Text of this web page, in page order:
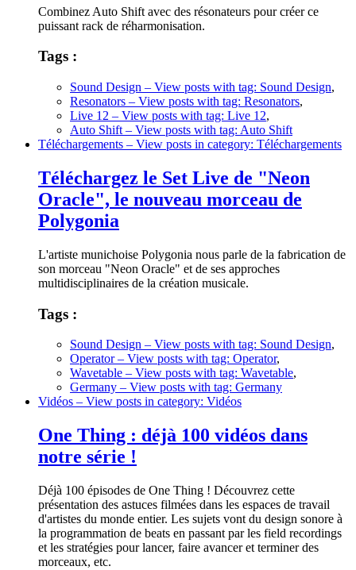
Combinez Auto Shift avec des résonateurs pour créer ce
puissant rack de réharmonisation.
Tags :
Sound Design – View posts with tag: Sound Design,
Resonators – View posts with tag: Resonators,
Live 12 – View posts with tag: Live 12,
Auto Shift – View posts with tag: Auto Shift
Téléchargements – View posts in category: Téléchargements
Téléchargez le Set Live de "Neon
Oracle", le nouveau morceau de
Polygonia
L'artiste munichoise Polygonia nous parle de la fabrication de
son morceau "Neon Oracle" et de ses approches
multidisciplinaires de la création musicale.
Tags :
Sound Design – View posts with tag: Sound Design,
Operator– View posts with tag: Operator,
Wavetable – View posts with tag: Wavetable,
Germany – View posts with tag: Germany
Vidéos – View posts in category: Vidéos
One Thing : déjà 100 vidéos dans
notre série !
Déjà 100 épisodes de One Thing ! Découvrez cette
présentation des astuces filmées dans les espaces de travail
d'artistes du monde entier. Les sujets vont du design sonore à
la programmation de beats en passant par les field recordings
et les stratégies pour lancer, faire avancer et terminer des
morceaux, etc.